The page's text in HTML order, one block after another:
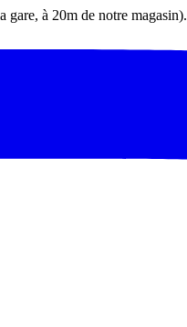
gare, à 20m de notre magasin).